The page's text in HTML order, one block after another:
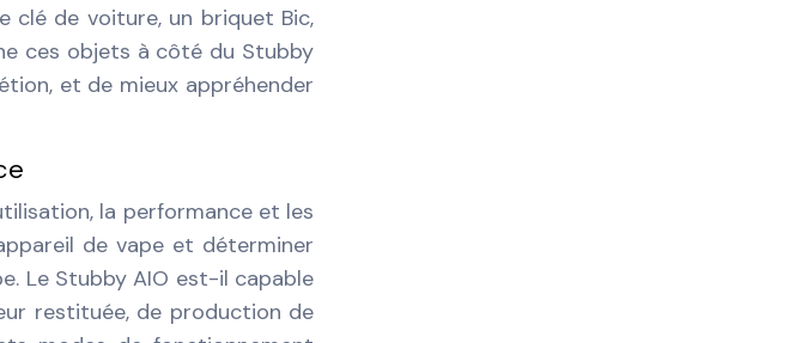
clé de voiture, un briquet Bic,
ces objets à côté du Stubby
et de mieux appréhender
la performance et les
de vape et déterminer
Le Stubby AIO est-il capable
restituée, de production de